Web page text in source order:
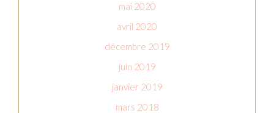
mai 2020
avril 2020
décembre 2019
juin 2019
janvier 2019
mars 2018